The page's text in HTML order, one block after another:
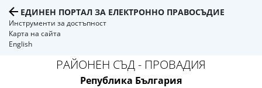
ЕДИНЕН ПОРТАЛ ЗА ЕЛЕКТРОННО ПРАВОСЪДИЕ
Инструменти за достъпност
Карта на сайта
English
РАЙОНЕН СЪД - ПРОВАДИЯ
Република България